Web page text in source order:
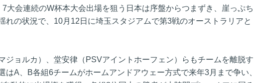
7大会連続のW杯本大会出場を狙う日本は序盤からつまずき、崖っぷち
れの状況で、10月12日に埼玉スタジアムで第3戦のオーストラリアと
ジョルカ）、堂安律（PSVアイントホーフェン）らもチームを離脱す
はA、B各組6チームがホームアンドアウェー方式で来年3月まで争い、